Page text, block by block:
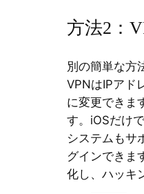
方法2：
別の簡単な方
VPNはIPアド
に変更できま
す。iOSだけ
システムもサ
グインできま
化し、ハッキ